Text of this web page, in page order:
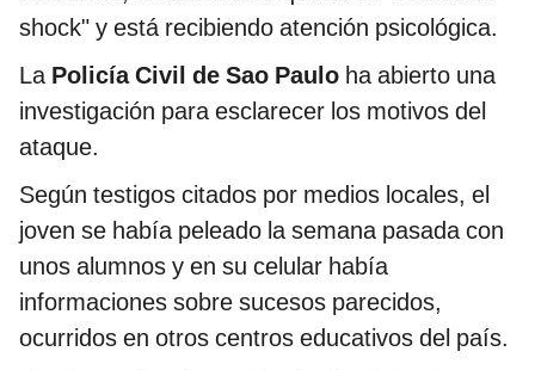
shock" y está recibiendo atención psicológica.
La Policía Civil de Sao Paulo ha abierto una
investigación para esclarecer los motivos del
ataque.
Según testigos citados por medios locales, el
joven se había peleado la semana pasada con
unos alumnos y en su celular había
informaciones sobre sucesos parecidos,
ocurridos en otros centros educativos del país.